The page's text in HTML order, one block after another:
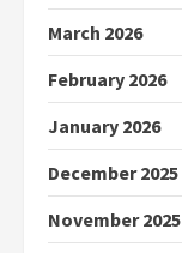
March 2026
February 2026
January 2026
December 2025
November 2025